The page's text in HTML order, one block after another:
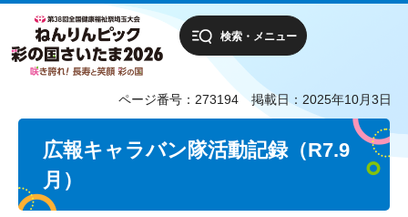
検索・メニュー
ページ番号：273194 掲載日：2025年10月3日
広報キャラバン隊活動記録（R7.9
月）